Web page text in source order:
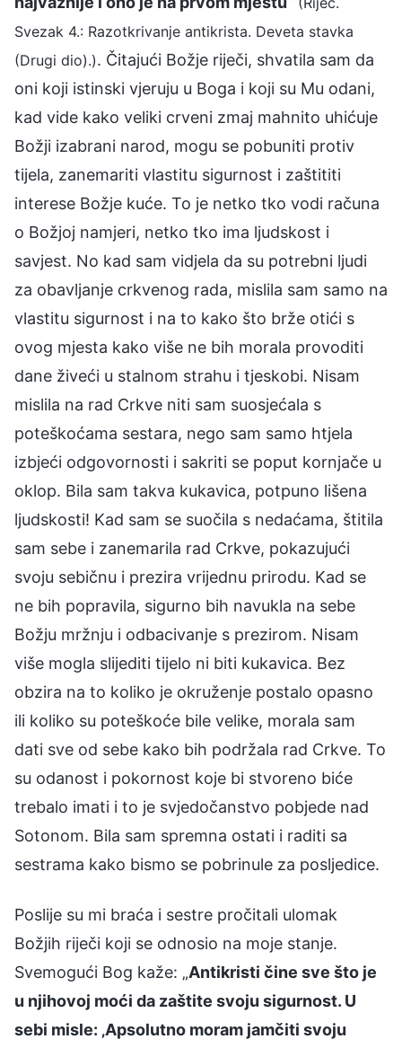
Svezak 4.: Razotkrivanje antikrista. Deveta stavka
(Drugi dio).). Čitajući Božje riječi, shvatila sam da
oni koji istinski vjeruju u Boga i koji su Mu odani,
kad vide kako veliki crveni zmaj mahnito uhićuje
Božji izabrani narod, mogu se pobuniti protiv
tijela, zanemariti vlastitu sigurnost i zaštititi
interese Božje kuće. To je netko tko vodi računa
o Božjoj namjeri, netko tko ima ljudskost i
savjest. No kad sam vidjela da su potrebni ljudi
za obavljanje crkvenog rada, mislila sam samo na
vlastitu sigurnost i na to kako što brže otići s
ovog mjesta kako više ne bih morala provoditi
dane živeći u stalnom strahu i tjeskobi. Nisam
mislila na rad Crkve niti sam suosjećala s
poteškoćama sestara, nego sam samo htjela
izbjeći odgovornosti i sakriti se poput kornjače u
oklop. Bila sam takva kukavica, potpuno lišena
ljudskosti! Kad sam se suočila s nedaćama, štitila
sam sebe i zanemarila rad Crkve, pokazujući
svoju sebičnu i prezira vrijednu prirodu. Kad se
ne bih popravila, sigurno bih navukla na sebe
Božju mržnju i odbacivanje s prezirom. Nisam
više mogla slijediti tijelo ni biti kukavica. Bez
obzira na to koliko je okruženje postalo opasno
ili koliko su poteškoće bile velike, morala sam
dati sve od sebe kako bih podržala rad Crkve. To
su odanost i pokornost koje bi stvoreno biće
trebalo imati i to je svjedočanstvo pobjede nad
Sotonom. Bila sam spremna ostati i raditi sa
sestrama kako bismo se pobrinule za posljedice.
Poslije su mi braća i sestre pročitali ulomak
Božjih riječi koji se odnosio na moje stanje.
Svemogući Bog kaže: „Antikristi čine sve što je
u njihovoj moći da zaštite svoju sigurnost. U
sebi misle: ‚Apsolutno moram jamčiti svoju